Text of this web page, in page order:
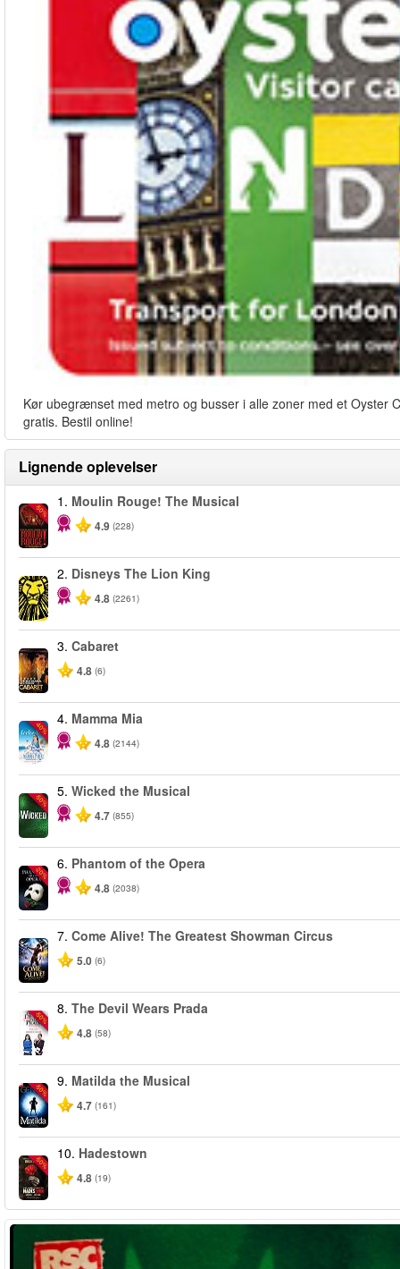
Kør ubegrænset med metro og busser i alle zoner med et Oyster
gratis. Bestil online!
Lignende oplevelser
-50%
1. Moulin Rouge! The Musical
4.9 (228)
2. Disneys The Lion King
4.8 (2261)
3. Cabaret
4.8 (6)
-40%
4. Mamma Mia
4.8 (2144)
-50%
5. Wicked the Musical
4.7 (855)
-20%
6. Phantom of the Opera
4.8 (2038)
7. Come Alive! The Greatest Showman Circus
5.0 (6)
-50%
8. The Devil Wears Prada
4.8 (58)
-50%
9. Matilda the Musical
4.7 (161)
-50%
10. Hadestown
4.8 (19)